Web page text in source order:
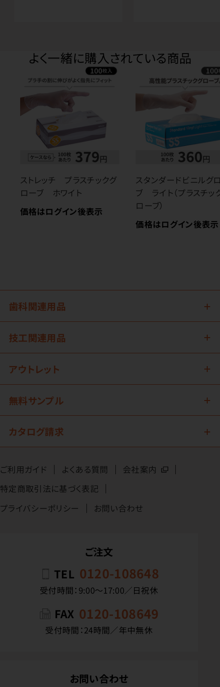
よく一緒に購入されている商品
ストレッチ プラスチックグ
ローブ ホワイト
価格はログイン後表示
スタンダードビニルグ
ブ ライト（プラスチッ
ローブ）
価格はログイン後表示
歯科関連用品
技工関連用品
アウトレット
無料サンプル
カタログ請求
ご利用ガイド よくある質問
会社案内
特定商取引法に基づく表記
プライバシーポリシー
お問い合わせ
ご注文
TEL 0120-108648
受付時間：9:00〜17:00／日祝休
FAX 0120-108649
受付時間：24時間／年中無休
お問い合わせ